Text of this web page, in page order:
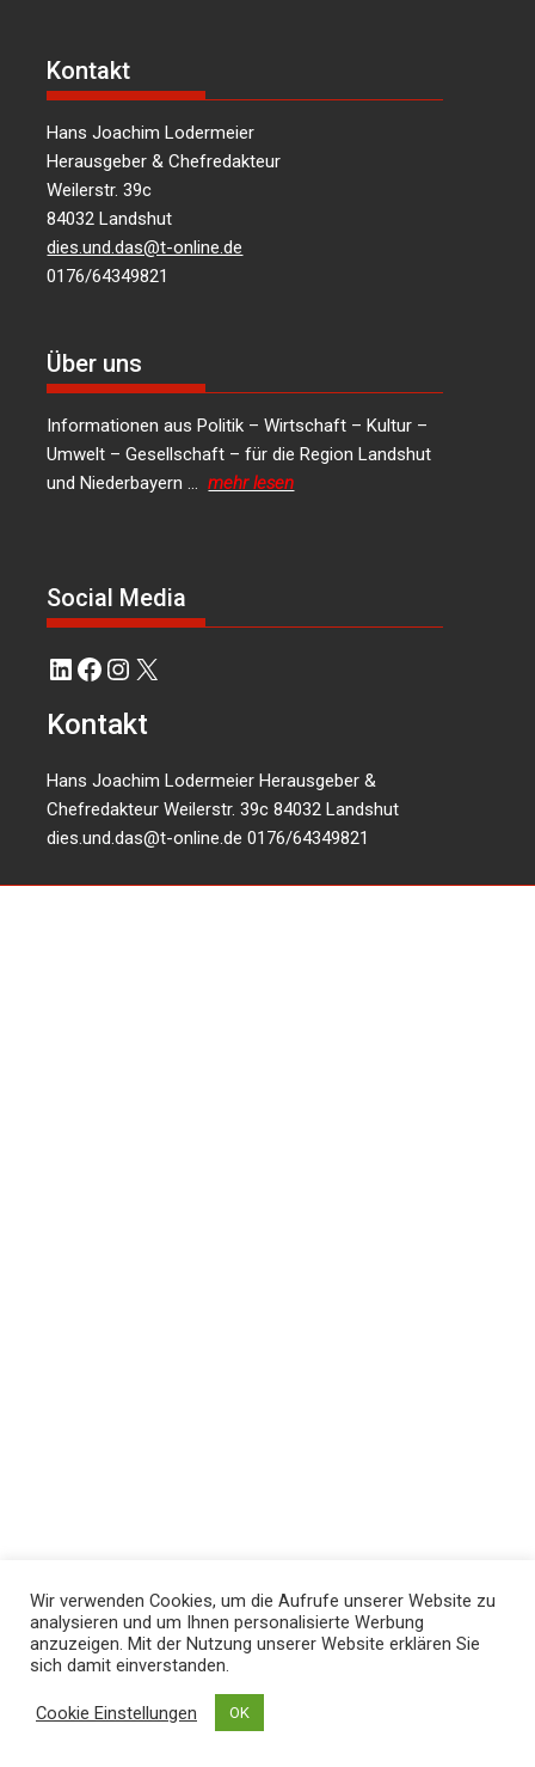
Kontakt
Hans Joachim Lodermeier
Herausgeber & Chefredakteur
Weilerstr. 39c
84032 Landshut
dies.und.das@t-online.de
0176/64349821
Über uns
Informationen aus Politik – Wirtschaft – Kultur –
Umwelt – Gesellschaft – für die Region Landshut
und Niederbayern …mehr lesen
Social Media
LinkedIn
Facebook
Instagram
X
Kontakt
Hans Joachim Lodermeier Herausgeber &
Chefredakteur Weilerstr. 39c 84032 Landshut
dies.und.das@t-online.de 0176/64349821
Wir verwenden Cookies, um die Aufrufe unserer Website zu
analysieren und um Ihnen personalisierte Werbung
anzuzeigen. Mit der Nutzung unserer Website erklären Sie
sich damit einverstanden.
Cookie Einstellungen OK